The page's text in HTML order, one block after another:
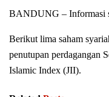
BANDUNG – Informasi
Berikut lima saham
penutupan perdagangan
Islamic Index (JII).